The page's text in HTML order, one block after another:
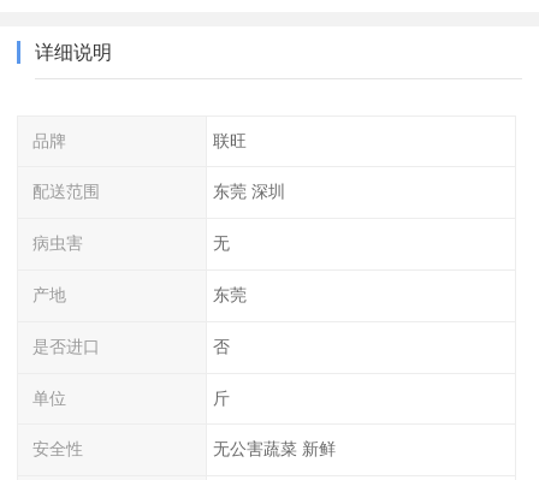
详细说明
品牌 联旺
配送范围 东莞 深圳
病虫害 无
产地 东莞
是否进口 否
单位 斤
安全性 无公害蔬菜 新鲜